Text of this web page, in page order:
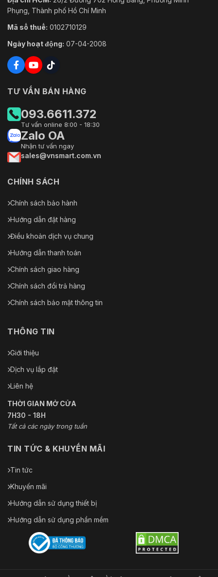
Phụng, Thành phố Hồ Chí Minh
Mã số thuế: 0102710129
Ngày hoạt động: 07-04-2008
TƯ VẤN BÁN HÀNG
093.6611.372
Tư vấn online 8:00 - 18:30
Zalo OA
Nhận tư vấn ngay
sales@vnsmart.com.vn
CHÍNH SÁCH
Chính sách bảo hành
Hướng dẫn đặt hàng
Điều khoản dịch vụ chung
Hướng dẫn thanh toán
Chính sách giao hàng
Chính sách đổi trả hàng
Chính sách bảo mật thông tin
THÔNG TIN
Giới thiệu
Dịch vụ lắp đặt
Liên hệ
THỜI GIAN MỞ CỬA
7H30 - 18H
Tất cả các ngày trong tuần
TIN TỨC & KHUYẾN MÃI
Tin tức
Khuyến mãi
Hướng dẫn sử dụng thiết bị
Hướng dẫn sử dụng phần mềm